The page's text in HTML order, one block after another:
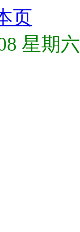
页
星期六